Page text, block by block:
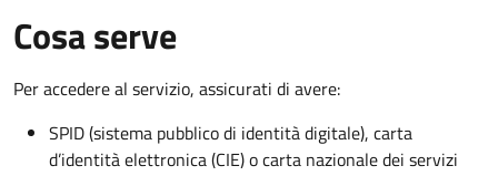
Cosa serve
Per accedere al servizio, assicurati di avere:
SPID (sistema pubblico di identità digitale), carta
d’identità elettronica (CIE) o carta nazionale dei servizi